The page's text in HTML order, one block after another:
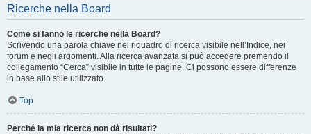
Ricerche nella Board
Come si fanno le ricerche nella Board?
Scrivendo una parola chiave nel riquadro di ricerca visibile nell’Indice, nei
forum e negli argomenti. Alla ricerca avanzata si può accedere premendo il
collegamento “Cerca” visibile in tutte le pagine. Ci possono essere differenze
in base allo stile utilizzato.
Top
Perché la mia ricerca non dà risultati?